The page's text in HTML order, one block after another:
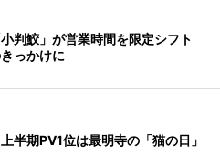
判鮫」が営業時間を限定シフト
っかけに
半期PV1位は最明寺の「猫の日」